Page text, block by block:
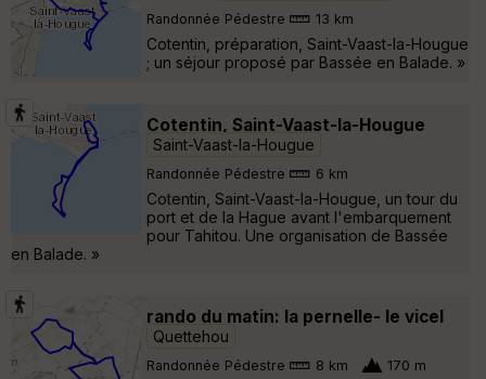
Randonnée Pédestre 13 km
Cotentin, préparation, Saint-Vaast-la-Hougue
; un séjour proposé par Bassée en Balade. »
Cotentin, Saint-Vaast-la-Hougue
Saint-Vaast-la-Hougue
Randonnée Pédestre 6 km
Cotentin, Saint-Vaast-la-Hougue, un tour du
port et de la Hague avant l'embarquement
pour Tahitou. Une organisation de Bassée
en Balade. »
rando du matin: la pernelle- le vicel
Quettehou
Randonnée Pédestre 8 km 170 m